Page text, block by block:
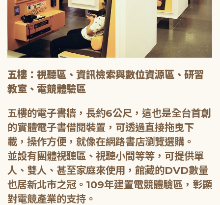
五樓：視聽區、資訊檢索與數位資源區、研習
教室、電競體驗區
五樓的電子書牆，長約6公尺，這也是全台首創
的實體電子書借閱裝置，可透過直接拖曳下
載，操作方便，就像在網路書店瀏覽選購。
並設有團體視聽區、視聽小間等等，可提供單
人、雙人、甚至家庭來使用，館藏的DVD數量
也居新北市之冠。109年建置電競體驗區，彰顯
對電競產業的支持。